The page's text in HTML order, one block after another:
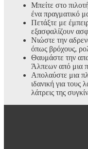
Μπείτε στο
ένα πραγματικό
Πετάξτε με
εξασφαλίζουν
Νιώστε την
όπως βρόχους,
Θαυμάστε την
Άλπεων από μια
Απολαύστε μια
ιδανική για τους
λάτρεις της